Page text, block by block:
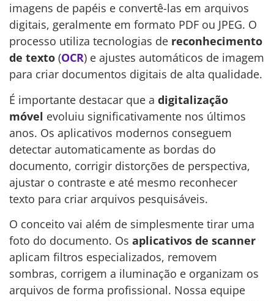
imagens de papéis e convertê-las em arquivos
digitais, geralmente em formato PDF ou JPEG. O
processo utiliza tecnologias de reconhecimento
de texto (OCR) e ajustes automáticos de imagem
para criar documentos digitais de alta qualidade.
É importante destacar que a digitalização
móvel evoluiu significativamente nos últimos
anos. Os aplicativos modernos conseguem
detectar automaticamente as bordas do
documento, corrigir distorções de perspectiva,
ajustar o contraste e até mesmo reconhecer
texto para criar arquivos pesquisáveis.
O conceito vai além de simplesmente tirar uma
foto do documento. Os aplicativos de scanner
aplicam filtros especializados, removem
sombras, corrigem a iluminação e organizam os
arquivos de forma profissional. Nossa equipe